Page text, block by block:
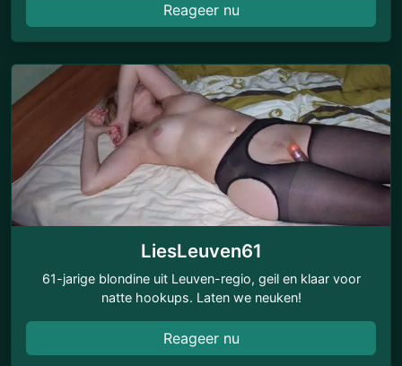
Reageer nu
LiesLeuven61
61-jarige blondine uit Leuven-regio, geil en klaar voor
natte hookups. Laten we neuken!
Reageer nu